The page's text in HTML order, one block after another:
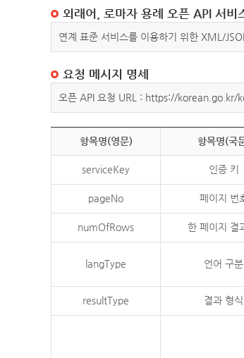
외래어, 로마자 용례 오픈 API 서비
연계 표준 서비스를 이용하기 위한 XML/
요청 메시지 명세
오픈 API 요청 URL : https://
항목명(영문) 항목명(국
serviceKey 인증 키
pageNo 페이지 번
numOfRows 한 페이지 결
langType 언어 구분
resultType 결과 형식